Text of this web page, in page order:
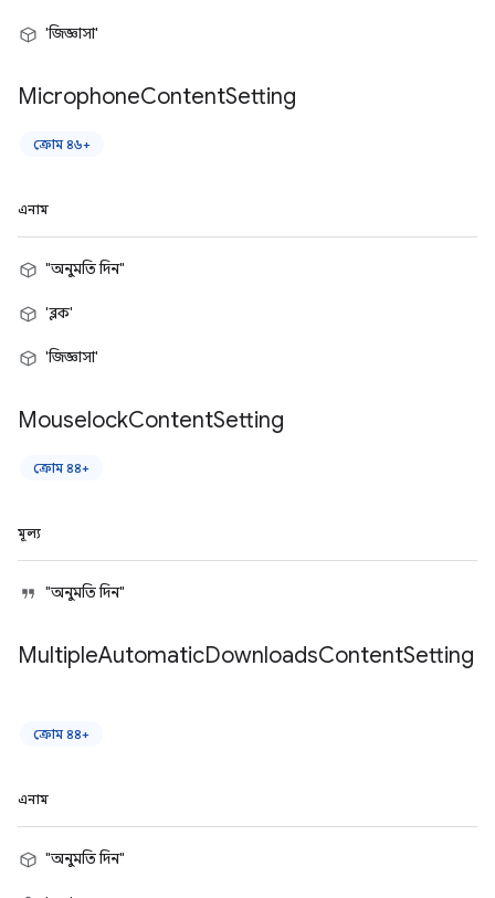
'জিজ্ঞাসা'
MicrophoneContentSetting
ক্রোম ৪৬+
এনাম
"অনুমতি দিন"
'ব্লক'
'জিজ্ঞাসা'
MouselockContentSetting
ক্রোম ৪৪+
মূল্য
"অনুমতি দিন"
MultipleAutomaticDownloadsContentSetting
ক্রোম ৪৪+
এনাম
"অনুমতি দিন"